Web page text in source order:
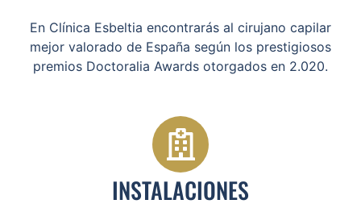
En Clínica Esbeltia encontrarás al cirujano capilar
mejor valorado de España según los prestigiosos
premios Doctoralia Awards otorgados en 2.020.
INSTALACIONES